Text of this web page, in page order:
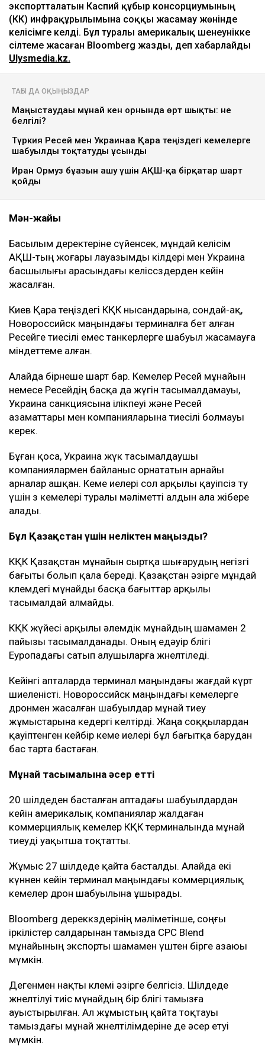
экспортталатын Каспий құбыр консорциумының
(КҚК) инфрақұрылымына соққы жасамау жөнінде
келісімге келді. Бұл туралы америкалық шенеунікке
сілтеме жасаған Bloomberg жазды, деп хабарлайды
Ulysmedia.kz.
ТАҒЫ ДА ОҚЫҢЫЗДАР
Маңғыстаудағы мұнай кен орнында өрт шықты: не
белгілі?
Түркия Ресей мен Украинаға Қара теңіздегі кемелерге
шабуылды тоқтатуды ұсынды
Иран Ормуз бұғазын ашу үшін АҚШ-қа бірқатар шарт
қойды
Мән-жайы
Басылым деректеріне сүйенсек, мұндай келісім
АҚШ-тың жоғары лауазымды өкілдері мен Украина
басшылығы арасындағы келіссөздерден кейін
жасалған.
Киев Қара теңіздегі КҚК нысандарына, сондай-ақ,
Новороссийск маңындағы терминалға бет алған
Ресейге тиесілі емес танкерлерге шабуыл жасамауға
міндеттеме алған.
Алайда бірнеше шарт бар. Кемелер Ресей мұнайын
немесе Ресейдің басқа да жүгін тасымалдамауы,
Украина санкциясына ілікпеуі және Ресей
азаматтары мен компанияларына тиесілі болмауы
керек.
Бұған қоса, Украина жүк тасымалдаушы
компаниялармен байланыс орнататын арнайы
арналар ашқан. Кеме иелері сол арқылы қауіпсіз өту
үшін өз кемелері туралы мәліметті алдын ала жібере
алады.
Бұл Қазақстан үшін неліктен маңызды?
КҚК Қазақстан мұнайын сыртқа шығарудың негізгі
бағыты болып қала береді. Қазақстан әзірге мұндай
көлемдегі мұнайды басқа бағыттар арқылы
тасымалдай алмайды.
КҚК жүйесі арқылы әлемдік мұнайдың шамамен 2
пайызы тасымалданады. Оның едәуір бөлігі
Еуропадағы сатып алушыларға жөнелтіледі.
Кейінгі апталарда терминал маңындағы жағдай күрт
шиеленісті. Новороссийск маңындағы кемелерге
дронмен жасалған шабуылдар мұнай тиеу
жұмыстарына кедергі келтірді. Жаңа соққылардан
қауіптенген кейбір кеме иелері бұл бағытқа барудан
бас тарта бастаған.
Мұнай тасымалына әсер етті
20 шілдеден басталған аптадағы шабуылдардан
кейін америкалық компаниялар жалдаған
коммерциялық кемелер КҚК терминалында мұнай
тиеуді уақытша тоқтатты.
Жұмыс 27 шілдеде қайта басталды. Алайда екі
күннен кейін терминал маңындағы коммерциялық
кемелер дрон шабуылына ұшырады.
Bloomberg дереккөздерінің мәліметінше, соңғы
іркілістер салдарынан тамызда CPC Blend
мұнайының экспорты шамамен үштен бірге азаюы
мүмкін.
Дегенмен нақты көлемі әзірге белгісіз. Шілдеде
жөнелтілуі тиіс мұнайдың бір бөлігі тамызға
ауыстырылған. Ал жұмыстың қайта тоқтауы
тамыздағы мұнай жөнелтілімдеріне де әсер етуі
мүмкін.